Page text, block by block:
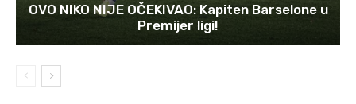
OVO NIKO NIJE OČEKIVAO: Kapiten Barselone u
Premijer ligi!